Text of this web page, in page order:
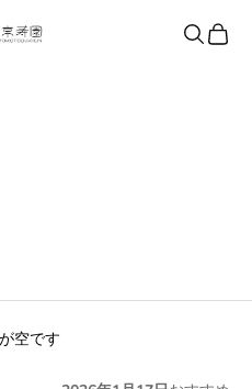
園
検索カート
空です